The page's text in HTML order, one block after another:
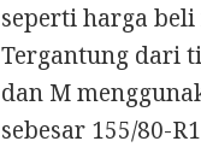
seperti harga
Tergantung dari
dan M
sebesar 155/80-